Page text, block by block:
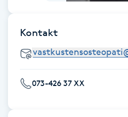
Fettreducering
Fillers
Kontakt
073-426 37 XX